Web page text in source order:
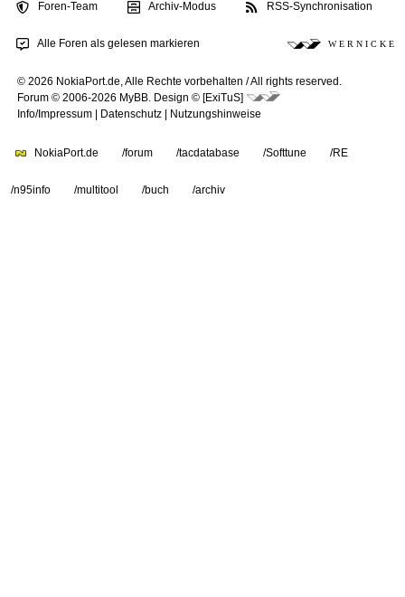
Foren-Team Archiv-Modus RSS-Synchronisation
Alle Foren als gelesen markieren W E R N I C K E
© 2026 NokiaPort.de, Alle Rechte vorbehalten /All rights reserved.
Forum © 2006-2026 MyBB
Design © [ExiTuS]
Info/Impressum
Datenschutz Nutzungshinweise
NokiaPort.de /forum /tacdatabase /Softtune /RE
/n95info /multitool /buch /archiv